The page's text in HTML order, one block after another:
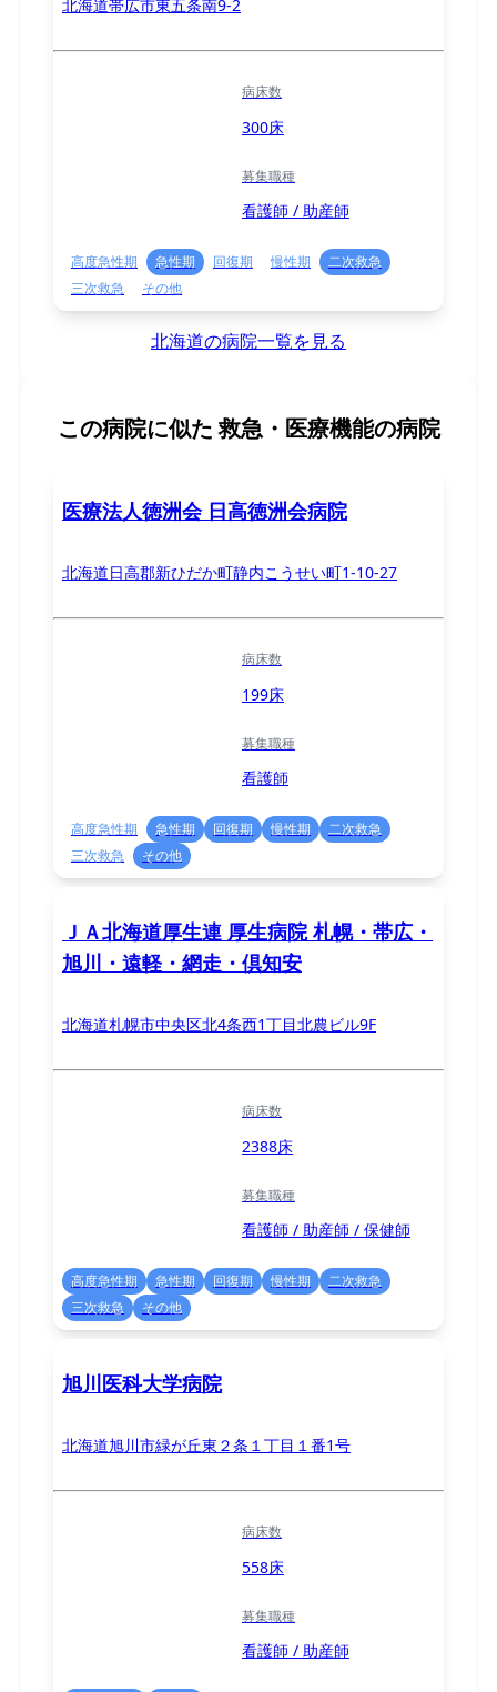
北海道帯広市東五条南9-2
病床数
300床
募集職種
看護師 / 助産師
高度急性期 急性期 回復期 慢性期
二次救急
三次救急
その他
北海道の病院一覧を見る
この病院に似た 救急・医療機能の病院
医療法人徳洲会 日高徳洲会病院
北海道日高郡新ひだか町静内こうせい町1-10-27
病床数
199床
募集職種
看護師
高度急性期 急性期 回復期 慢性期
二次救急
三次救急
その他
ＪＡ北海道厚生連 厚生病院 札幌・帯広・
旭川・遠軽・網走・倶知安
北海道札幌市中央区北4条西1丁目北農ビル9F
病床数
2388床
募集職種
看護師 / 助産師 / 保健師
高度急性期 急性期 回復期 慢性期
二次救急
三次救急
その他
旭川医科大学病院
北海道旭川市緑が丘東２条１丁目１番1号
病床数
558床
募集職種
看護師 / 助産師